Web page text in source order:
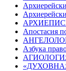
Апостасия
Азбука
«ДУХОВНАЯ